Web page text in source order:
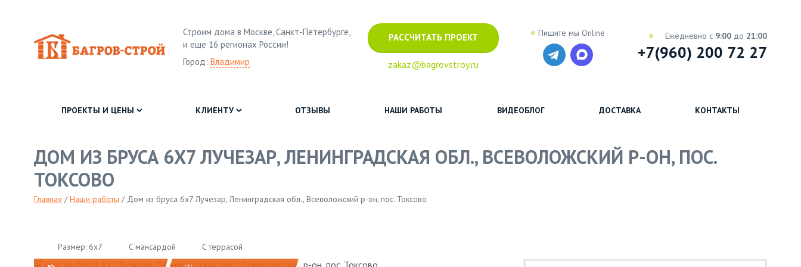
Строим дома в Москве, Санкт-Петербурге,
и еще 16 регионах России!
Город: Владимир
РАССЧИТАТЬ ПРОЕКТ
zakaz@bagrovstroy.ru
Пишите мы Online Ежедневно с 9:00 до 21:00
+7(960) 200 72 27
ПРОЕКТЫ И ЦЕНЫ КЛИЕНТУ ОТЗЫВЫ НАШИ РАБОТЫ ВИДЕОБЛОГ ДОСТАВКА КОНТАКТЫ
ДОМ ИЗ БРУСА 6Х7 ЛУЧЕЗАР, ЛЕНИНГРАДСКАЯ ОБЛ., ВСЕВОЛОЖСКИЙ Р-ОН, ПОС.
ТОКСОВО
Главная /Наши работы / Дом из бруса 6х7 Лучезар, Ленинградская обл., Всеволожский р-он, пос. Токсово
Размер: 6х7 C мансардой C террасой